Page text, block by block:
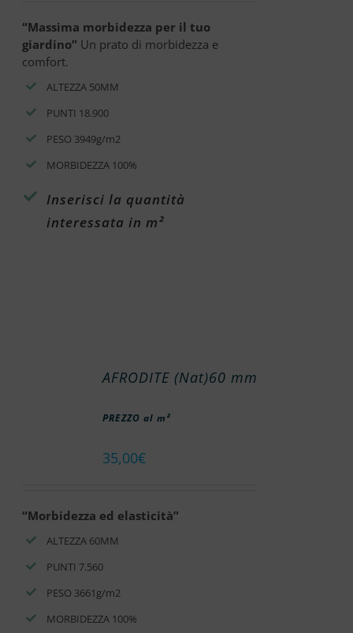
“Massima morbidezza per il tuo
giardino” Un prato di morbidezza e
comfort.
ALTEZZA 50MM
PUNTI 18.900
PESO 3949g/m2
MORBIDEZZA 100%
Inserisci la quantità
interessata in m²
AFRODITE (Nat)60 mm
PREZZO al m²
35,00€
“Morbidezza ed elasticità”
ALTEZZA 60MM
PUNTI 7.560
PESO 3661g/m2
MORBIDEZZA 100%